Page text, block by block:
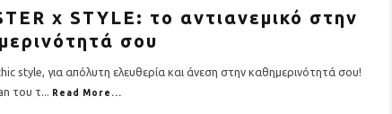
x STYLE: το αντιανεμικό στην
σου
style, για απόλυτη ελευθερία και άνεση στην καθημερινότητά σου!
του τ... Read More...
βελουτέ
τον χειμώνα
5 γρήγορα και υγιεινά σνακ